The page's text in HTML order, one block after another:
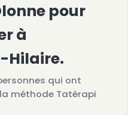
pour
à
Hilaire.
qui ont
méthode Tatérapi